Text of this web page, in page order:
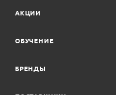
АКЦИИ
ОБУЧЕНИЕ
БРЕНДЫ